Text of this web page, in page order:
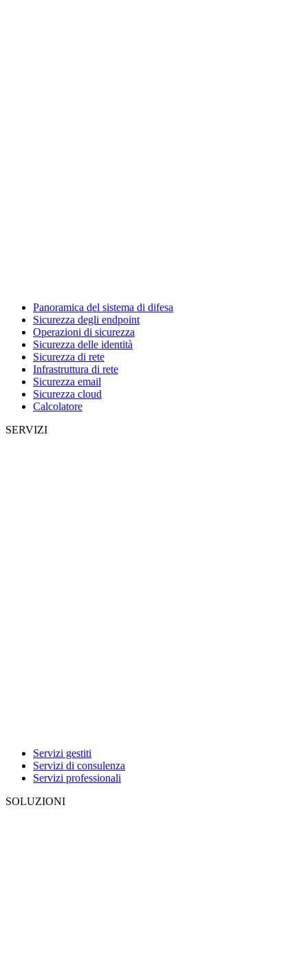
Panoramica del sistema di difesa
Sicurezza degli endpoint
Operazioni di sicurezza
Sicurezza delle identità
Sicurezza di rete
Infrastruttura di rete
Sicurezza email
Sicurezza cloud
Calcolatore
SERVIZI
Servizi gestiti
Servizi di consulenza
Servizi professionali
SOLUZIONI